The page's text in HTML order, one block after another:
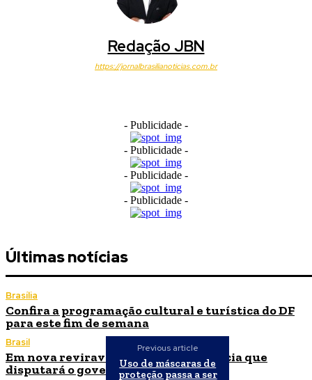
Redação JBN
https://jornalbrasilianoticias.com.br
- Publicidade -
- Publicidade -
- Publicidade -
- Publicidade -
Últimas notícias
Brasília
Confira a programação cultural e turística do DF
para este fim de semana
Brasil
Em nova reviravolta, Cleitinho anuncia que
disputará o governo de Minas Gerais
Previous article
Uso de máscaras de
proteção passa a ser